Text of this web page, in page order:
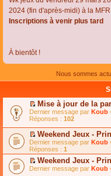
2024 (fin d'après-midi) à la
Inscriptions à venir plus tard
À bientôt !
Nous sommes
C
o
n
s
u
l
t
e
r
l
Mise à jour de la
Dernier message par Koub
Réponses : 102
C
o
n
s
u
Weekend Jeux -
Dernier message par Koub
Réponses : 1
C
Weekend Jeux -
Dernier message par Koub